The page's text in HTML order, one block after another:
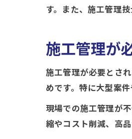
す。また、施工管理
施工管理が
施工管理が必要とさ
めです。特に大型案
現場での施工管理が
縮やコスト削減、高